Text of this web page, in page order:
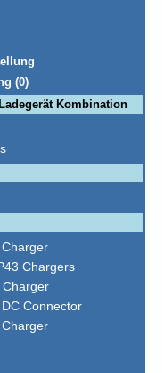
(0)
Kombination
Chargers
Charger
Connector